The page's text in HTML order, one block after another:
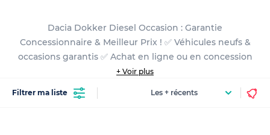
Dacia Dokker Diesel Occasion : Garantie
Concessionnaire & Meilleur Prix ! ✅ Véhicules neufs &
occasions garantis ✅ Achat en ligne ou en concession
+ Voir plus
Filtrer ma liste